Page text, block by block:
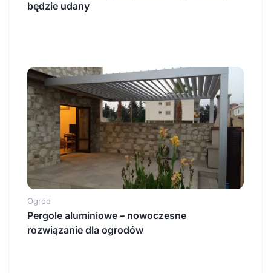
będzie udany
Ogród
Pergole aluminiowe – nowoczesne
rozwiązanie dla ogrodów